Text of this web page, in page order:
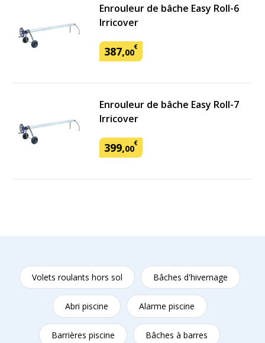
Enrouleur de bâche Easy Roll-6
Irricover
387,00€
Enrouleur de bâche Easy Roll-7
Irricover
399,00€
Volets roulants hors sol Bâches d'hivernage
Abri piscine Alarme piscine
Barrières piscine Bâches à barres